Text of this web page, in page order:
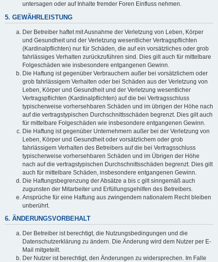
untersagen oder auf Inhalte fremder Foren Einfluss nehmen.
5. GEWÄHRLEISTUNG
Der Betreiber haftet mit Ausnahme der Verletzung von Leben, Körper
und Gesundheit und der Verletzung wesentlicher Vertragspflichten
(Kardinalpflichten) nur für Schäden, die auf ein vorsätzliches oder grob
fahrlässiges Verhalten zurückzuführen sind. Dies gilt auch für mittelbare
Folgeschäden wie insbesondere entgangenen Gewinn.
Die Haftung ist gegenüber Verbrauchern außer bei vorsätzlichem oder
grob fahrlässigem Verhalten oder bei Schäden aus der Verletzung von
Leben, Körper und Gesundheit und der Verletzung wesentlicher
Vertragspflichten (Kardinalpflichten) auf die bei Vertragsschluss
typischerweise vorhersehbaren Schäden und im übrigen der Höhe nach
auf die vertragstypischen Durchschnittsschäden begrenzt. Dies gilt auch
für mittelbare Folgeschäden wie insbesondere entgangenen Gewinn.
Die Haftung ist gegenüber Unternehmern außer bei der Verletzung von
Leben, Körper und Gesundheit oder vorsätzlichem oder grob
fahrlässigem Verhalten des Betreibers auf die bei Vertragsschluss
typischerweise vorhersehbaren Schäden und im Übrigen der Höhe
nach auf die vertragstypischen Durchschnittsschäden begrenzt. Dies gilt
auch für mittelbare Schäden, insbesondere entgangenen Gewinn.
Die Haftungsbegrenzung der Absätze a bis c gilt sinngemäß auch
zugunsten der Mitarbeiter und Erfüllungsgehilfen des Betreibers.
Ansprüche für eine Haftung aus zwingendem nationalem Recht bleiben
unberührt.
6. ÄNDERUNGSVORBEHALT
Der Betreiber ist berechtigt, die Nutzungsbedingungen und die
Datenschutzerklärung zu ändern. Die Änderung wird dem Nutzer per E-
Mail mitgeteilt.
Der Nutzer ist berechtigt, den Änderungen zu widersprechen. Im Falle